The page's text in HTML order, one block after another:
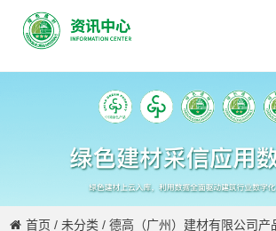
首页 /未分类 /德高（广州）建材有限公司产